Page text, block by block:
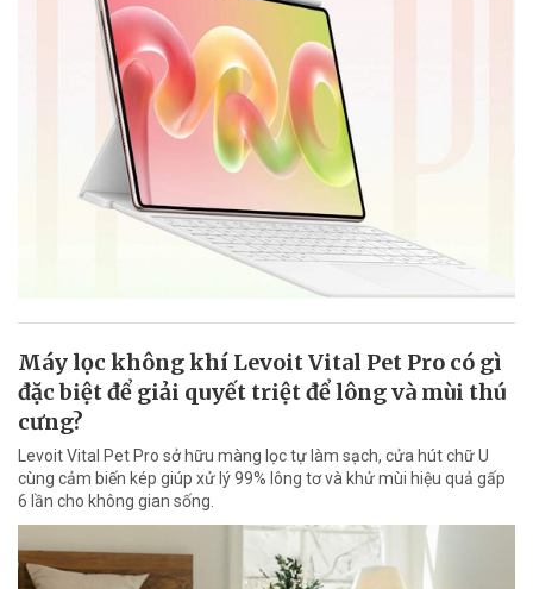
Máy lọc không khí Levoit Vital Pet Pro có gì
đặc biệt để giải quyết triệt để lông và mùi thú
cưng?
Levoit Vital Pet Pro sở hữu màng lọc tự làm sạch, cửa hút chữ U
cùng cảm biến kép giúp xử lý 99% lông tơ và khử mùi hiệu quả gấp
6 lần cho không gian sống.